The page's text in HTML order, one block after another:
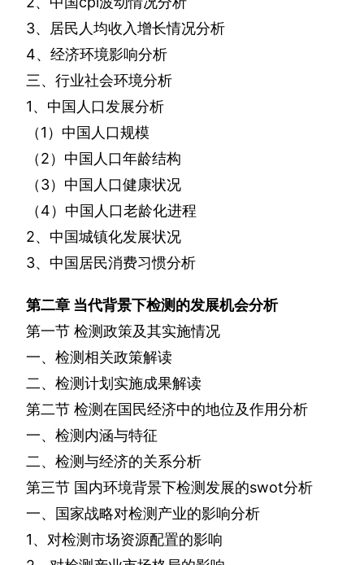
3、居民人均收入增长情况分析
4、经济环境影响分析
三、行业社会环境分析
1、中国人口发展分析
（1 ）中国人口规模
（2）中国人口年龄结构
（3）中国人口健康状况
（4）中国人口老龄化进程
2、中国城镇化发展状况
3、中国居民消费习惯分析
第二章 当代背景下检测的发展机会分析
第一节 检测政策及其实施情况
一、检测相关政策解读
二、检测计划实施成果解读
第二节 检测在国民经济中的地位及作用分析
一、检测内涵与特征
二、检测与经济的关系分析
第三节 国内环境背景下检测发展的swot分析
一、国家战略对检测产业的影响分析
1、对检测市场资源配置的影响